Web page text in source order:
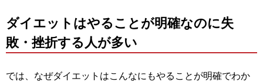
ダイエットはやることが明確なのに失
敗・挫折する人が多い
では、なぜダイエットはこんなにもやることが明確でわか